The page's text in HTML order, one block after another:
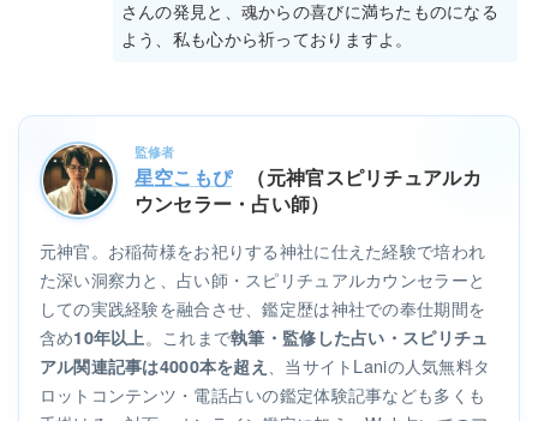
さんの発見と、魂からの喜びに満ちたものになる
よう、私も心から祈っておりますよ。
監修者
星空こもぴ
（元神官スピリチュアルカ
ウンセラー・占い師）
元神官。お稲荷様をお祀りする神社に仕えた経験で培われ
た深い洞察力と、占い師・スピリチュアルカウンセラーと
しての実践経験を融合させ、鑑定歴は神社での奉仕期間を
含め10年以上 。これまで執筆・監修した占い・スピリチュ
アル関連記事は4000本を超え
、当サイトLaniの人気無料タ
ロットコンテンツ・電話占いの鑑定体験記事なども多くも